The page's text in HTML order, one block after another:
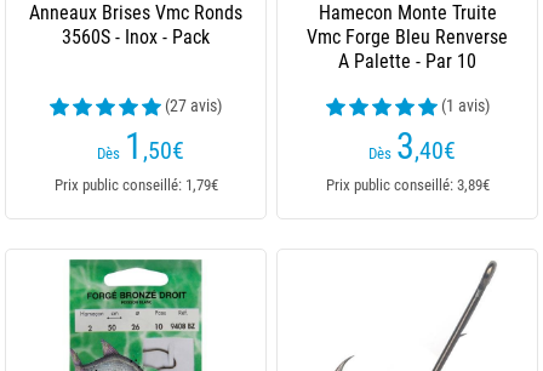
Anneaux Brises Vmc Ronds
3560S - Inox - Pack
(27 avis)
Dès 1 ,50€
Prix public conseillé: 1,79€
Hamecon Monte Truite
Vmc Forge Bleu Renverse
A Palette - Par 10
(1 avis)
Dès 3,40€
Prix public conseillé: 3,89€